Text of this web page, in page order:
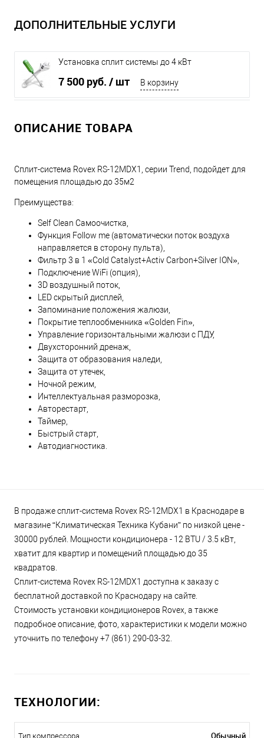
ДОПОЛНИТЕЛЬНЫЕ УСЛУГИ
Установка сплит системы до 4 кВт
7 500 руб. / шт В корзину
ОПИСАНИЕ ТОВАРА
Сплит-система Rovex RS-12MDX1, серии Trend, подойдет для
помещения площадью до 35м2
Преимущества:
Self Clean Самоочистка,
Функция Follow me (автоматически поток воздуха
направляется в сторону пульта),
Фильтр 3 в 1 «Cold Catalyst+Activ Carbon+Silver ION»,
Подключение WiFi (опция),
3D воздушный поток,
LED скрытый дисплей,
Запоминание положения жалюзи,
Покрытие теплообменника «Golden Fin»,
Управление горизонтальными жалюзи с ПДУ,
Двухсторонний дренаж,
Защита от образования наледи,
Защита от утечек,
Ночной режим,
Интеллектуальная разморозка,
Авторестарт,
Таймер,
Быстрый старт,
Автодиагностика.
В продаже сплит-система Rovex RS-12MDX1 в Краснодаре в
магазине “Климатическая Техника Кубани” по низкой цене -
30000 рублей. Мощности кондиционера - 12 BTU / 3.5 кВт,
хватит для квартир и помещений площадью до 35
квадратов.
Сплит-система Rovex RS-12MDX1 доступна к заказу с
бесплатной доставкой по Краснодару на сайте.
Стоимость установки кондиционеров Rovex, а также
подробное описание, фото, характеристики к модели можно
уточнить по телефону +7 (861) 290-03-32.
ТЕХНОЛОГИИ:
Тип компрессора Обычный